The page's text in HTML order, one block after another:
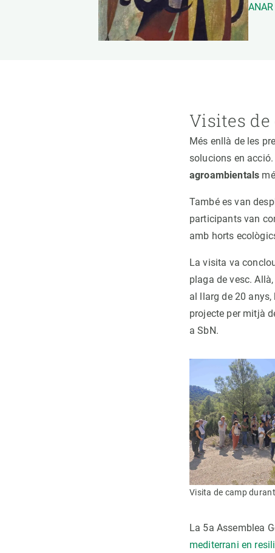
Visites de
Més enllà de les
solucions en
agroambientals
També es van
participants van
amb horts
La visita va
plaga de vesc.
al llarg de 20
projecte per mitjà
a SbN.
Visita de camp
La 5a Assemblea
mediterrani en